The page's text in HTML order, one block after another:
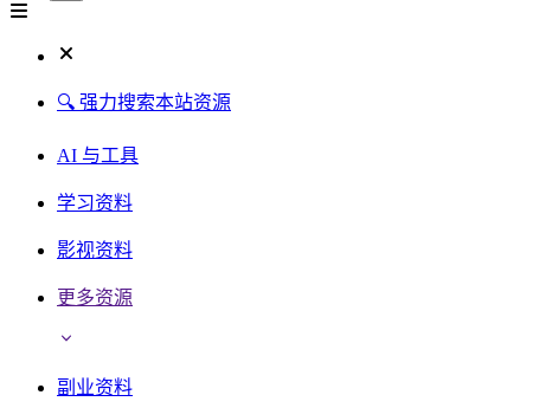
🔍 强力搜索本站资源
AI 与工具
学习资料
影视资料
更多资源
副业资料